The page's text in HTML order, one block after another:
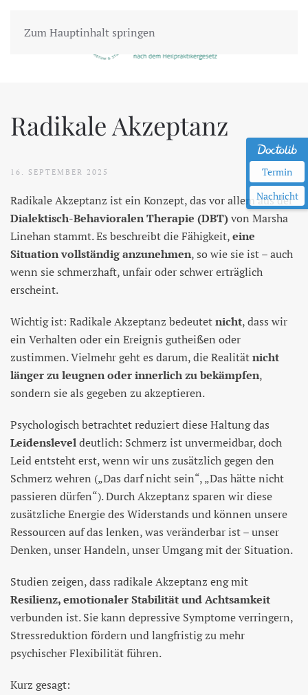
Zum Hauptinhalt springen
Radikale Akzeptanz
16. SEPTEMBER 2025
Radikale Akzeptanz ist ein Konzept, das vor allem aus der
Dialektisch-Behavioralen Therapie (DBT)von Marsha
Linehan stammt. Es beschreibt die Fähigkeit,eine
Situation vollständig anzunehmen, so wie sie ist – auch
wenn sie schmerzhaft, unfair oder schwer erträglich
erscheint.
Wichtig ist: Radikale Akzeptanz bedeutetnicht, dass wir
ein Verhalten oder ein Ereignis gutheißen oder
zustimmen. Vielmehr geht es darum, die Realitätnicht
länger zu leugnen oder innerlich zu bekämpfen,
sondern sie als gegeben zu akzeptieren.
Psychologisch betrachtet reduziert diese Haltung das
Leidensleveldeutlich: Schmerz ist unvermeidbar, doch
Leid entsteht erst, wenn wir uns zusätzlich gegen den
Schmerz wehren („Das darf nicht sein“, „Das hätte nicht
passieren dürfen“). Durch Akzeptanz sparen wir diese
zusätzliche Energie des Widerstands und können unsere
Ressourcen auf das lenken, was veränderbar ist – unser
Denken, unser Handeln, unser Umgang mit der Situation.
Studien zeigen, dass radikale Akzeptanz eng mit
Resilienz, emotionaler Stabilität und Achtsamkeit
verbunden ist. Sie kann depressive Symptome verringern,
Stressreduktion fördern und langfristig zu mehr
psychischer Flexibilität führen.
Kurz gesagt:
Termin
Nachricht